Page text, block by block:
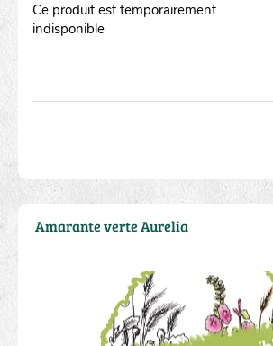
Ce produit est temporairement
indisponible
Amarante verte Aurelia